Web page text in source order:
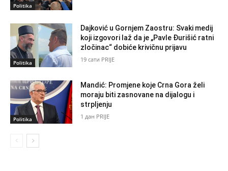
Politika
Politika
Dajković u Gornjem Zaostru: Svaki medij
koji izgovori laž da je „Pavle Đurišić ratni
zločinac“ dobiće krivičnu prijavu
19 сати PRIJE
Politika
Mandić: Promjene koje Crna Gora želi
moraju biti zasnovane na dijalogu i
strpljenju
1 дан PRIJE